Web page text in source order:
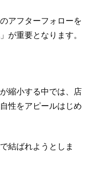
アフターフォローを
が重要となります。
縮小する中では、店
性をアピールはじめ
結ばれようとしま